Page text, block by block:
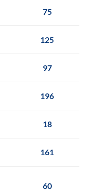
75
125
97
196
18
161
60